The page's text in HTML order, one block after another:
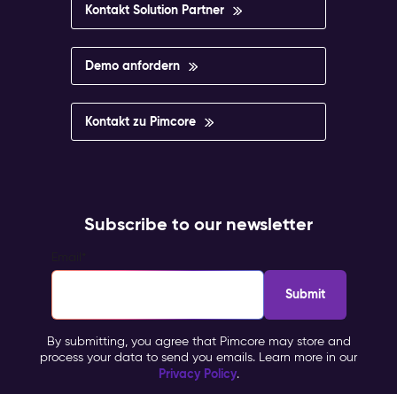
Kontakt Solution Partner
Demo anfordern
Kontakt zu Pimcore
Subscribe to our newsletter
By submitting, you agree that Pimcore may store and
process your data to send you emails. Learn more in our
Privacy Policy.